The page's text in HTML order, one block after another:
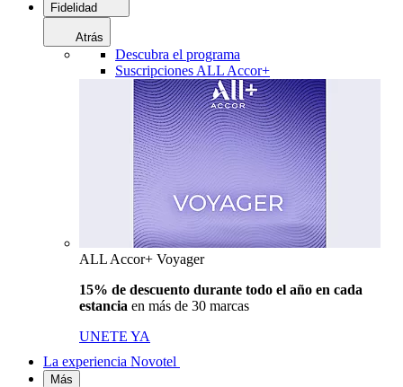
Fidelidad
Atrás
Descubra el programa
Suscripciones ALL Accor+
ALL Accor+ Voyager
15% de descuento durante todo el año en cada
estancia en más de 30 marcas
UNETE YA
La experiencia Novotel
Más